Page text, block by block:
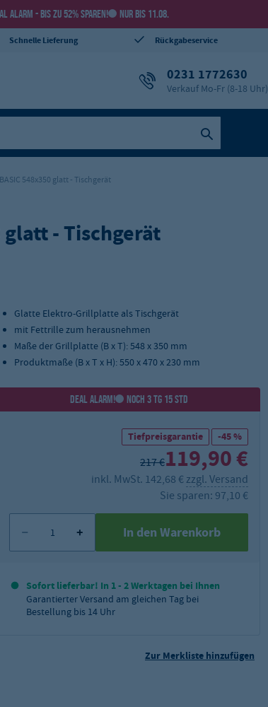
ALARM - BIS ZU 52% SPAREN! NUR BIS 11.08.
Schnelle Lieferung Rückgabeservice
0231 1772630
Verkauf Mo-Fr (8-18 Uhr)
548x350 glatt - Tischgerät
- Tischgerät
Glatte Elektro-Grillplatte als Tischgerät
mit Fettrille zum herausnehmen
Maße der Grillplatte (B x T): 548 x 350 mm
Produktmaße (B x T x H): 550 x 470 x 230 mm
DEAL ALARM! NOCH 3 TG 15 STD
Tiefpreisgarantie -45 %
217 €119,90 €
inkl. MwSt. 142,68 € zzgl. Versand
Sie sparen: 97,10 €
In den Warenkorb
Sofort lieferbar! In 1 - 2 Werktagen bei Ihnen
Garantierter Versand am gleichen Tag bei
Bestellung bis 14 Uhr
Zur Merkliste hinzufügen